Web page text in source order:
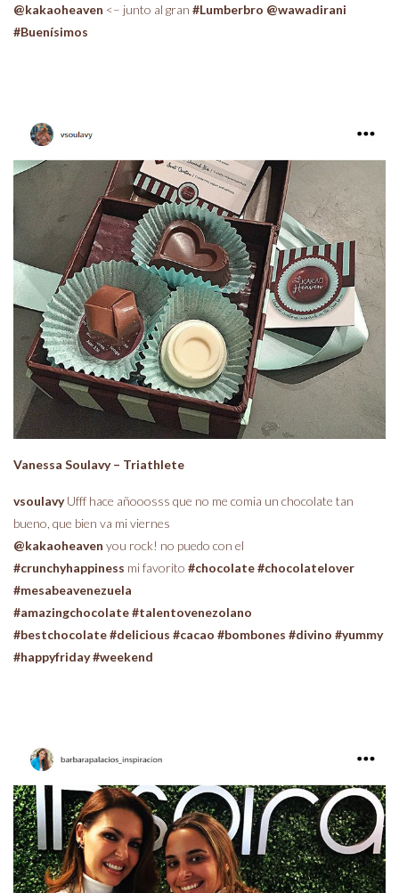
@kakaoheaven <– junto al gran #Lumberbro @wawadirani
#Buenísimos
Vanessa Soulavy – Triathlete
vsoulavyUfff hace añooosss que no me comia un chocolate tan
bueno, que bien va mi viernes
@kakaoheaven you rock! no puedo con el
#crunchyhappiness mi favorito #chocolate#chocolatelover
#mesabeavenezuela
#amazingchocolate#talentovenezolano
#bestchocolate#delicious #cacao #bombones #divino #yummy
#happyfriday#weekend